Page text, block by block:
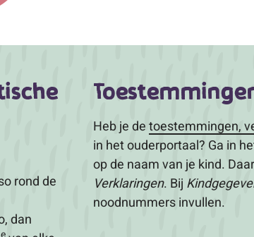
rond de
dan
e
Heb je de toestemmingen,
in het ouderportaal? Ga in
op de naam van je kind.
Verklaringen. Bij
noodnummers invullen.